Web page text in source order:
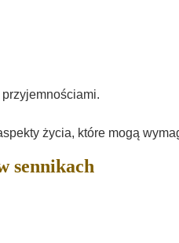
życia, które mogą
sennikach